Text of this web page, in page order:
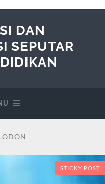
DAN
SEPUTAR
STICKY POST